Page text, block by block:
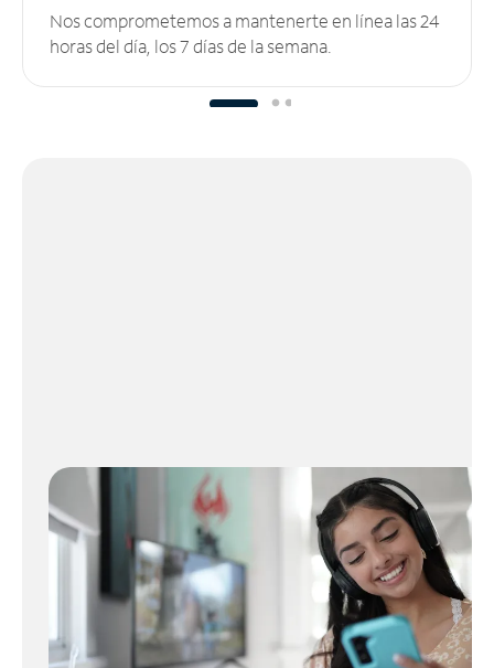
Nos comprometemos a mantenerte en línea las 24
horas del día, los 7 días de la semana.